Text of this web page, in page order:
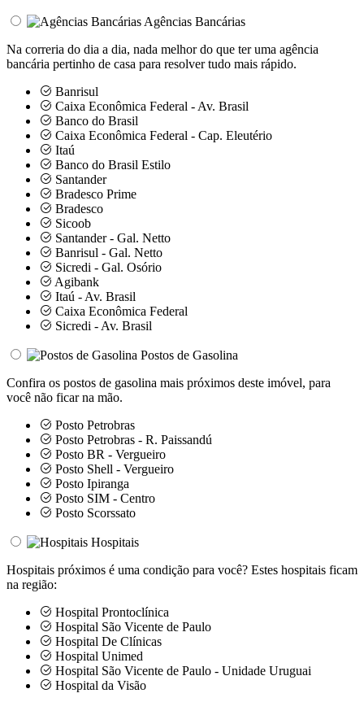
Agências Bancárias
Na correria do dia a dia, nada melhor do que ter uma agência
bancária pertinho de casa para resolver tudo mais rápido.
Banrisul
Caixa Econômica Federal - Av. Brasil
Banco do Brasil
Caixa Econômica Federal - Cap. Eleutério
Itaú
Banco do Brasil Estilo
Santander
Bradesco Prime
Bradesco
Sicoob
Santander - Gal. Netto
Banrisul - Gal. Netto
Sicredi - Gal. Osório
Agibank
Itaú - Av. Brasil
Caixa Econômica Federal
Sicredi - Av. Brasil
Postos de Gasolina
Confira os postos de gasolina mais próximos deste imóvel, para
você não ficar na mão.
Posto Petrobras
Posto Petrobras - R. Paissandú
Posto BR - Vergueiro
Posto Shell - Vergueiro
Posto Ipiranga
Posto SIM - Centro
Posto Scorssato
Hospitais
Hospitais próximos é uma condição para você? Estes hospitais ficam
na região:
Hospital Prontoclínica
Hospital São Vicente de Paulo
Hospital De Clínicas
Hospital Unimed
Hospital São Vicente de Paulo - Unidade Uruguai
Hospital da Visão